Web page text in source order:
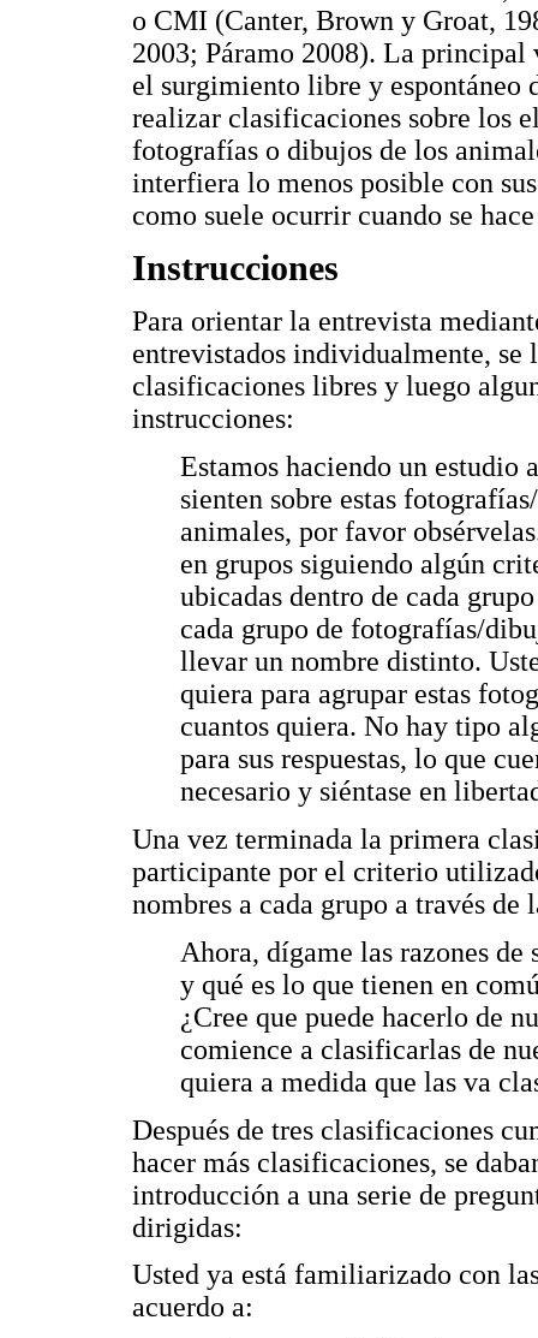
o CMI (Canter, Brown y Groat,
2003; Páramo 2008). La principal
el surgimiento libre y espontáneo
realizar clasificaciones sobre los
fotografías o dibujos de los
interfiera lo menos posible con
como suele ocurrir cuando se
Instrucciones
Para orientar la entrevista
entrevistados individualmente,
clasificaciones libres y luego
instrucciones:
Estamos haciendo un estudio
sienten sobre estas
animales, por favor
en grupos siguiendo algún
ubicadas dentro de cada
cada grupo de fotografías/
llevar un nombre distinto.
quiera para agrupar estas
cuantos quiera. No hay tipo
para sus respuestas, lo que
necesario y siéntase en
Una vez terminada la primera
participante por el criterio
nombres a cada grupo a través de
Ahora, dígame las razones
y qué es lo que tienen en
¿Cree que puede hacerlo de
comience a clasificarlas de
quiera a medida que las va
Después de tres clasificaciones
hacer más clasificaciones, se
introducción a una serie de
dirigidas:
Usted ya está familiarizado con
acuerdo a: